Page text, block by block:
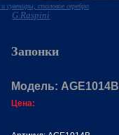
сувениры, столовое серебро
G.Raspini
Запонки
Модель: AGE1014B
Цена: